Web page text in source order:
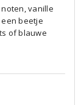
vanille
beetje
of blauwe